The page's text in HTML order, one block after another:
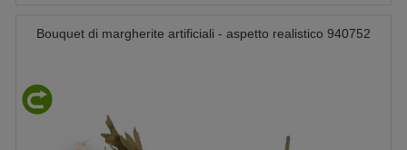
Bouquet di margherite artificiali - aspetto realistico 940752